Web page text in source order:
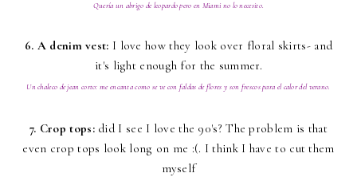
Quería un abrigo de leopardo pero en Miami no lo necesito.
6. A denim vest: I love how they look over floral skirts- and
it's light enough for the summer.
Un chaleco de jean corto: me encanta como se ve con faldas de flores y son frescos para el calor del verano.
7. Crop tops:did I see I love the 90's? The problem is that
even crop tops look long on me :(. I think I have to cut them
myself